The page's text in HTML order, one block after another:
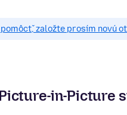
založte prosím novú
in-Picture